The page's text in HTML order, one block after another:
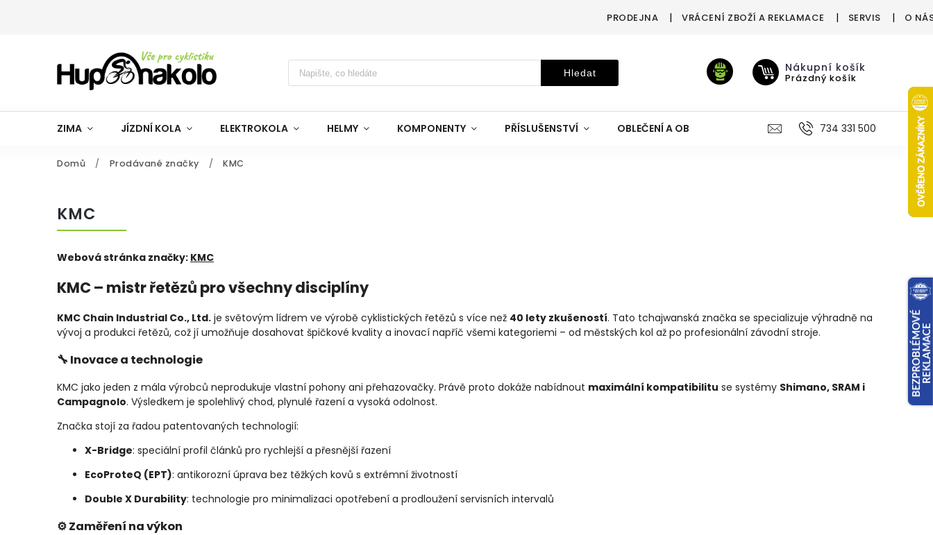
PRODEJNA VRÁCENÍ ZBOŽÍ A REKLAMACE SERVIS O
Hledat Nákupní košík
Prázdný košík
ZIMA JÍZDNÍ KOLA ELEKTROKOLA HELMY KOMPONENTY PŘÍSLUŠENSTVÍ OBLEČENÍ A OBUV VÝŽIVA VÝPRODEJ %
734 331 500
Domů / Prodávané značky / KMC
KMC
Webová stránka značky: KMC
KMC – mistr řetězů pro všechny disciplíny
KMC Chain Industrial Co., Ltd. je světovým lídrem ve výrobě cyklistických řetězů s více než 40 lety zkušeností. Tato tchajwanská značka se specializuje výhradně na
vývoj a produkci řetězů, což jí umožňuje dosahovat špičkové kvality a inovací napříč všemi kategoriemi – od městských kol až po profesionální závodní stroje.
🔧 Inovace a technologie
KMC jako jeden z mála výrobců neprodukuje vlastní pohony ani přehazovačky. Právě proto dokáže nabídnout maximální kompatibilitu se systémy Shimano, SRAM i
Campagnolo. Výsledkem je spolehlivý chod, plynulé řazení a vysoká odolnost.
Značka stojí za řadou patentovaných technologií:
X-Bridge: speciální profil článků pro rychlejší a přesnější řazení
EcoProteQ (EPT): antikorozní úprava bez těžkých kovů s extrémní životností
Double X Durability: technologie pro minimalizaci opotřebení a prodloužení servisních intervalů
⚙️ Zaměření na výkon